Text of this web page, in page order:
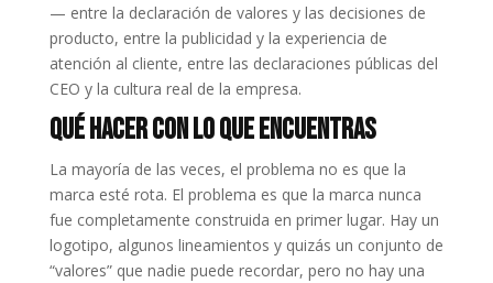
— entre la declaración de valores y las decisiones de
producto, entre la publicidad y la experiencia de
atención al cliente, entre las declaraciones públicas del
CEO y la cultura real de la empresa.
Qué Hacer con lo que Encuentras
La mayoría de las veces, el problema no es que la
marca esté rota. El problema es que la marca nunca
fue completamente construida en primer lugar. Hay un
logotipo, algunos lineamientos y quizás un conjunto de
“valores” que nadie puede recordar, pero no hay una